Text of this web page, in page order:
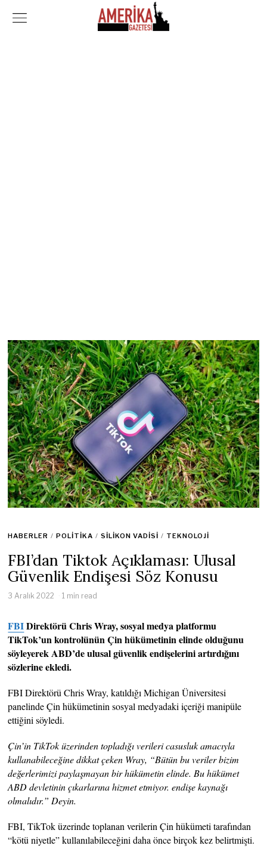
HABERLER / POLITIKA / SILIKON VADISI / TEKNOLOJI
FBI’dan Tiktok Açıklaması: Ulusal
Güvenlik Endişesi Söz Konusu
3 Aralık 2022 1 min read
FBIDirektörü Chris Wray, sosyal medya platformu
TikTok’un kontrolünün Çin hükümetinin elinde olduğunu
söyleyerek ABD’de ulusal güvenlik endişelerini artırdığını
sözlerine ekledi.
FBI Direktörü Chris Wray, katıldığı Michigan Üniversitesi
panelinde Çin hükümetinin sosyal medyadaki içeriği manipüle
ettiğini söyledi.
Çin’in TikTok üzerinden topladığı verileri casusluk amacıyla
kullanabileceğine dikkat çeken Wray, “Bütün bu veriler bizim
değerlerimizi paylaşmayan bir hükümetin elinde. Bu hükümet
ABD devletinin çıkarlarına hizmet etmiyor. endişe kaynağı
olmalıdır.” Deyin.
FBI, TikTok üzerinde toplanan verilerin Çin hükümeti tarafından
“kötü niyetle” kullanılabileceğini daha önce birçok kez belirtmişti.